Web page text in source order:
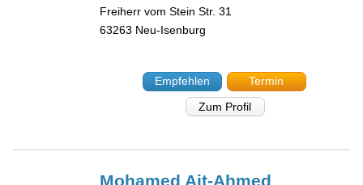
Freiherr vom Stein Str. 31
63263 Neu-Isenburg
Empfehlen
Termin
Zum Profil
Mohamed Ait-Ahmed